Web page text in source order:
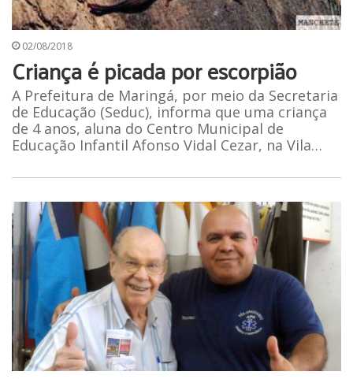
02/08/2018
Criança é picada por escorpião
A Prefeitura de Maringá, por meio da Secretaria
de Educação (Seduc), informa que uma criança
de 4 anos, aluna do Centro Municipal de
Educação Infantil Afonso Vidal Cezar, na Vila…